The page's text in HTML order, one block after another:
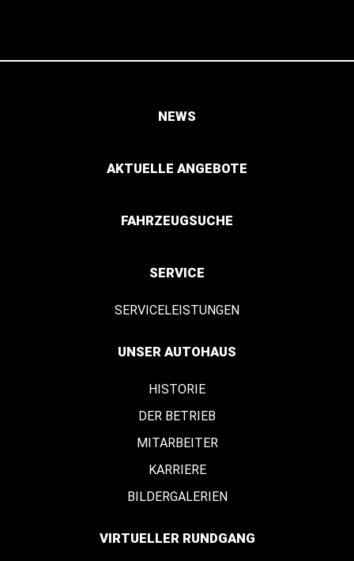
NEWS
AKTUELLE ANGEBOTE
FAHRZEUGSUCHE
SERVICE
SERVICELEISTUNGEN
UNSER AUTOHAUS
HISTORIE
DER BETRIEB
MITARBEITER
KARRIERE
BILDERGALERIEN
VIRTUELLER RUNDGANG